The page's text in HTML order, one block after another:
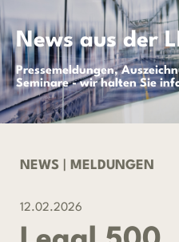
News aus der
Pressemeldungen,
Seminare - wir halten Sie
NEWS MELDUNGEN
12.02.2026